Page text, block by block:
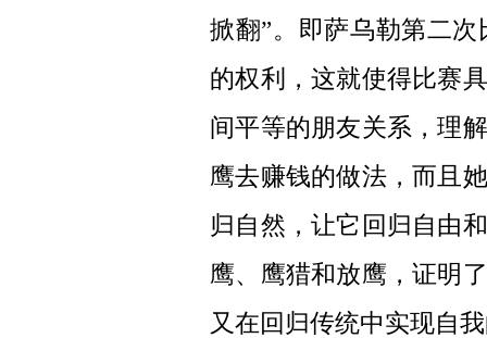
掀翻”。即萨乌勒第二
的权利，这就使得比赛
间平等的朋友关系，理
鹰去赚钱的做法，而且
归自然，让它回归自由
鹰、鹰猎和放鹰，证明
又在回归传统中实现自